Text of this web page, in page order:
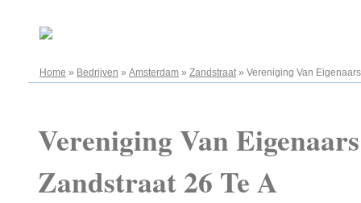
Home » Bedrijven » Amsterdam » Zandstraat» Vereniging Van
Vereniging Van
Zandstraat 26 Te A